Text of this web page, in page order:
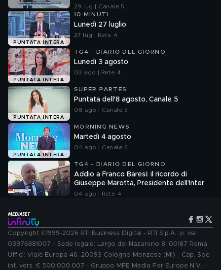
29 lug | Canale 5
PUNTATA INTERA
10 MINUTI
Lunedì 27 luglio
27 lug | Rete 4
PUNTATA INTERA
TG4 - DIARIO DEL GIORNO
Lunedì 3 agosto
03 ago | Rete 4
PUNTATA INTERA
SUPER PARTES
Puntata dell'8 agosto, Canale 5
08 ago | Canale 5
PUNTATA INTERA
MORNING NEWS
Martedì 4 agosto
04 ago | Canale 5
TG4 - DIARIO DEL GIORNO
Addio a Franco Baresi: il ricordo di
Giuseppe Marotta, Presidente dell'Inter
04 ago | Rete 4
Copyright ©1999-2026 RTI Business Digital - RTI S.p.A.: p. iva
03976881007 - Sede legale: Largo del Nazareno 8, 00187 Roma.
Uffici: Viale Europa 46, 20093 Cologno Monzese (MI) - Cap. Soc.
int. vers. € 500.000.007 - Gruppo MFE Media For Europe N.V. -